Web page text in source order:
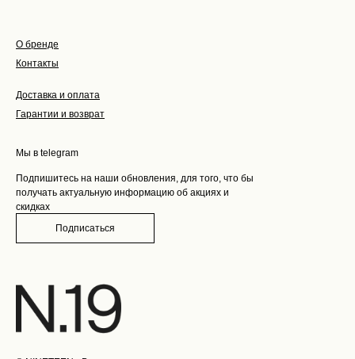
О бренде
Контакты
Доставка и оплата
Гарантии и возврат
Мы в telegram
Подпишитесь на наши обновления, для того, что бы
получать актуальную информацию об акциях и
скидках
Подписаться